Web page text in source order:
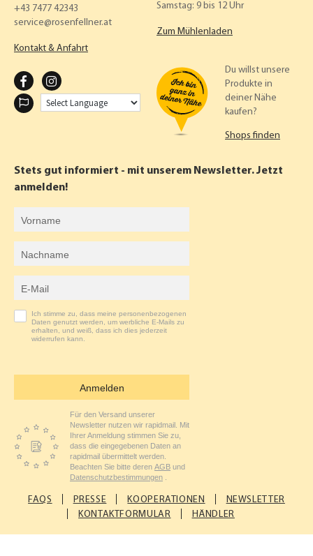
+43 7477 42343
service
rosenfellner.at
Kontakt & Anfahrt
F
O
O
N
A
G
R
Samstag: 9 bis 12 Uhr
Zum Mühlenladen
Du willst unsere
Produkte in
deiner Nähe
kaufen?
Shops finden
Stets gut informiert - mit unserem Newsletter. Jetzt
anmelden!
Ich stimme zu, dass meine personenbezogenen
Daten genutzt werden, um werbliche E-Mails zu
erhalten, und weiß, dass ich dies jederzeit
widerrufen kann.
Anmelden
Für den Versand unserer
Newsletter nutzen wir rapidmail. Mit
Ihrer Anmeldung stimmen Sie zu,
dass die eingegebenen Daten an
rapidmail übermittelt werden.
Beachten Sie bitte deren AGB und
Datenschutzbestimmungen
FAQS PRESSE KOOPERATIONEN
NEWSLETTER
KONTAKTFORMULAR
HÄNDLER